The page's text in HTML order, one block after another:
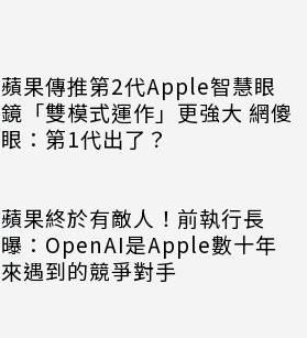
蘋果傳推第2代Apple智慧眼
鏡「雙模式運作」更強大 網傻
眼：第1代出了？
蘋果終於有敵人！前執行長
曝：OpenAI是Apple數十年
來遇到的競爭對手